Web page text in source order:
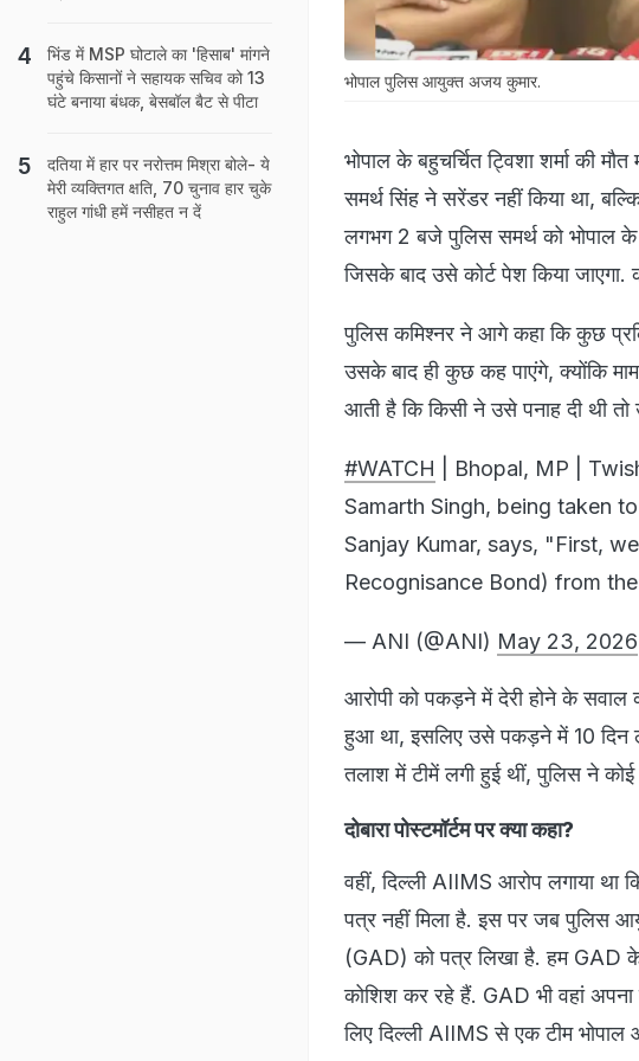
भोपाल पुलिस आयुक्त अजय कुमार.
भोपाल के बहुचर्चित ट्विशा शर्मा की
समर्थ सिंह ने सरेंडर नहीं किया था,
लगभग 2 बजे पुलिस समर्थ को भोपाल
जिसके बाद उसे कोर्ट पेश किया जाएगा.
पुलिस कमिश्नर ने आगे कहा कि कुछ
उसके बाद ही कुछ कह पाएंगे, क्योंकि
आती है कि किसी ने उसे पनाह दी थी तो
#WATCH | Bhopal, MP |
Samarth Singh, being taken
Sanjay Kumar, says, "First,
Recognisance Bond) from
— ANI (@ANI) May 23, 2026
आरोपी को पकड़ने में देरी होने के
हुआ था, इसलिए उसे पकड़ने में 10 दिन
तलाश में टीमें लगी हुई थीं, पुलिस ने कोई
दोबारा पोस्टमॉर्टम पर क्या कहा?
वहीं, दिल्ली AIIMS आरोप लगाया था
पत्र नहीं मिला है. इस पर जब पुलिस
(GAD) को पत्र लिखा है. हम GAD
कोशिश कर रहे हैं. GAD भी वहां
लिए दिल्ली AIIMS से एक टीम भोपाल
भिंड में MSP घोटाले का 'हिसाब' मांगने
पहुंचे किसानों ने सहायक सचिव को 13
घंटे बनाया बंधक, बेसबॉल बैट से पीटा
दतिया में हार पर नरोत्तम मिश्रा बोले- ये
मेरी व्यक्तिगत क्षति, 70 चुनाव हार चुके
राहुल गांधी हमें नसीहत न दें